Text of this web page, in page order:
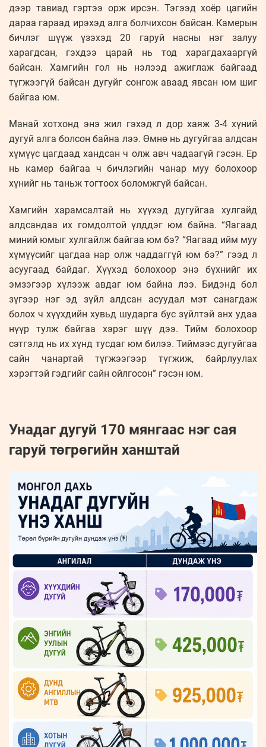
дээр тавиад гэртээ орж ирсэн. Тэгээд хоёр цагийн
дараа гараад ирэхэд алга болчихсон байсан. Камерын
бичлэг шүүж үзэхэд 20 гаруй насны нэг залуу
харагдсан, гэхдээ царай нь тод харагдахааргүй
байсан. Хамгийн гол нь нэлээд ажиглаж байгаад
түгжээгүй байсан дугуйг сонгож аваад явсан юм шиг
байгаа юм.
Манай хотхонд энэ жил гэхэд л дор хаяж 3-4 хүний
дугуй алга болсон байна лээ. Өмнө нь дугуйгаа алдсан
хүмүүс цагдаад хандсан ч олж авч чадаагүй гэсэн. Ер
нь камер байгаа ч бичлэгийн чанар муу болохоор
хүнийг нь таньж тогтоох боломжгүй байсан.
Хамгийн харамсалтай нь хүүхэд дугуйгаа хулгайд
алдсандаа их гомдолтой үлддэг юм байна. “Яагаад
миний юмыг хулгайлж байгаа юм бэ? “Яагаад ийм муу
хүмүүсийг цагдаа нар олж чаддаггүй юм бэ?” гээд л
асуугаад байдаг. Хүүхэд болохоор энэ бүхнийг их
эмзэгээр хүлээж авдаг юм байна лээ. Бидэнд бол
зүгээр нэг эд зүйл алдсан асуудал мэт санагдаж
болох ч хүүхдийн хувьд шударга бус зүйлтэй анх удаа
нүүр тулж байгаа хэрэг шүү дээ. Тийм болохоор
сэтгэлд нь их хүнд тусдаг юм билээ. Тиймээс дугуйгаа
сайн чанартай түгжээгээр түгжиж, байрлуулах
хэрэгтэй гэдгийг сайн ойлгосон” гэсэн юм.
Унадаг дугуй 170 мянгаас нэг сая
гаруй төгрөгийн ханштай